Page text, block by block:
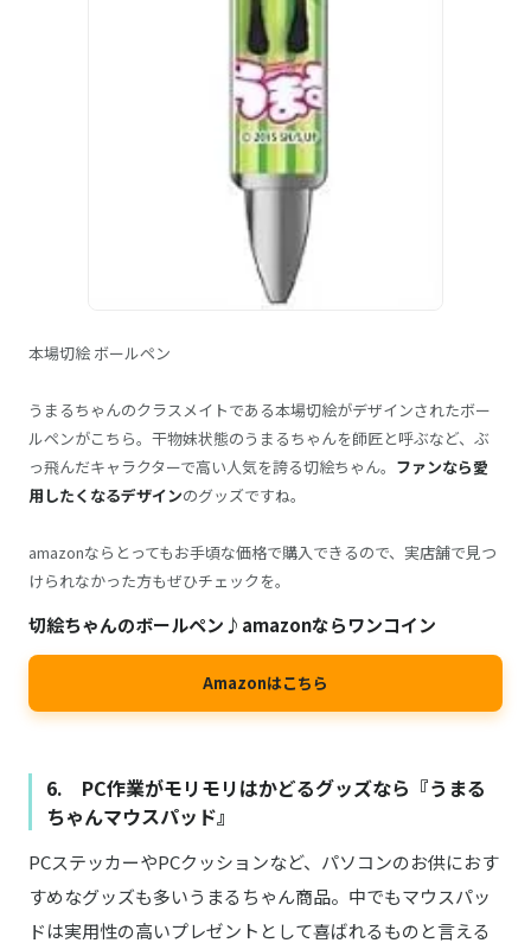
本場切絵 ボールペン
うまるちゃんのクラスメイトである本場切絵がデザインされたボー
ルペンがこちら。干物妹状態のうまるちゃんを師匠と呼ぶなど、ぶ
っ飛んだキャラクターで高い人気を誇る切絵ちゃん。 ファンなら愛
用したくなるデザインのグッズですね。
amazonならとってもお手頃な価格で購入できるので、実店舗で見つ
けられなかった方もぜひチェックを。
切絵ちゃんのボールペン♪amazonならワンコイン
Amazonはこちら
6. PC作業がモリモリはかどるグッズなら『うまる
ちゃんマウスパッド』
PCステッカーやPCクッションなど、パソコンのお供におす
すめなグッズも多いうまるちゃん商品。中でもマウスパッ
ドは実用性の高いプレゼントとして喜ばれるものと言える